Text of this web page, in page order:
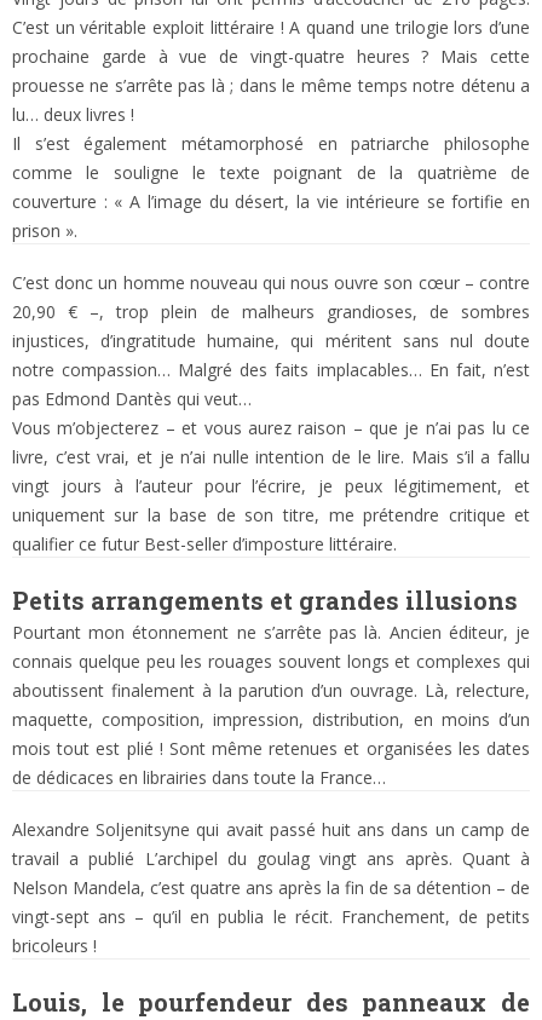
C’est un véritable exploit littéraire ! A quand une trilogie lors d’une
prochaine garde à vue de vingt-quatre heures ? Mais cette
prouesse ne s’arrête pas là ; dans le même temps notre détenu a
lu… deux livres !
Il s’est également métamorphosé en patriarche philosophe
comme le souligne le texte poignant de la quatrième de
couverture : « A l’image du désert, la vie intérieure se fortifie en
prison ».
C’est donc un homme nouveau qui nous ouvre son cœur – contre
20,90 € –, trop plein de malheurs grandioses, de sombres
injustices, d’ingratitude humaine, qui méritent sans nul doute
notre compassion… Malgré des faits implacables… En fait, n’est
pas Edmond Dantès qui veut…
Vous m’objecterez – et vous aurez raison – que je n’ai pas lu ce
livre, c’est vrai, et je n’ai nulle intention de le lire. Mais s’il a fallu
vingt jours à l’auteur pour l’écrire, je peux légitimement, et
uniquement sur la base de son titre, me prétendre critique et
qualifier ce futur Best-seller d’imposture littéraire.
Petits arrangements et grandes illusions
Pourtant mon étonnement ne s’arrête pas là. Ancien éditeur, je
connais quelque peu les rouages souvent longs et complexes qui
aboutissent finalement à la parution d’un ouvrage. Là, relecture,
maquette, composition, impression, distribution, en moins d’un
mois tout est plié ! Sont même retenues et organisées les dates
de dédicaces en librairies dans toute la France…
Alexandre Soljenitsyne qui avait passé huit ans dans un camp de
travail a publié L’archipel du goulag vingt ans après. Quant à
Nelson Mandela, c’est quatre ans après la fin de sa détention – de
vingt-sept ans – qu’il en publia le récit. Franchement, de petits
bricoleurs !
Louis, le pourfendeur des panneaux de